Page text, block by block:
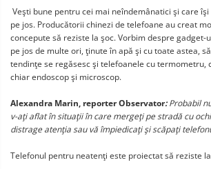
Veşti bune pentru cei mai neîndemânatici şi care
pe jos. Producătorii chinezi de telefoane au creat
concepute să reziste la şoc. Vorbim despre gadget-
pe jos de multe ori, ţinute în apă şi cu toate astea,
tendinţe se regăsesc şi telefoanele cu termometru,
chiar endoscop şi microscop.
Alexandra Marin, reporter Observator:Probabil
v-aţi aflat în situaţii în care mergeţi pe stradă cu
distrage atenţia sau vă împiedicaţi şi scăpaţi
Telefonul pentru neatenţi este proiectat să reziste